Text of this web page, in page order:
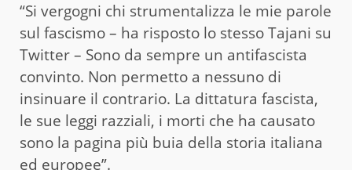
“Si vergogni chi strumentalizza le mie parole
sul fascismo – ha risposto lo stesso Tajani su
Twitter – Sono da sempre un antifascista
convinto. Non permetto a nessuno di
insinuare il contrario. La dittatura fascista,
le sue leggi razziali, i morti che ha causato
sono la pagina più buia della storia italiana
ed europee”.